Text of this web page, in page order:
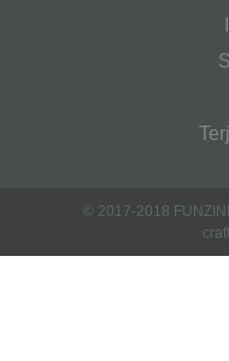
© 2017-2018